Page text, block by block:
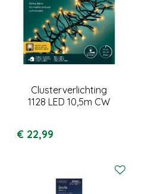
Clusterverlichting
1128 LED 10,5m CW
€ 22,99